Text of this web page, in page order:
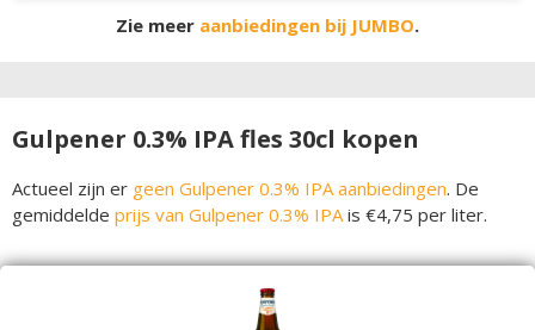
Zie meer aanbiedingen bij JUMBO.
Gulpener 0.3% IPA fles 30cl kopen
Actueel zijn er geen Gulpener 0.3% IPA aanbiedingen. De
gemiddelde prijs van Gulpener 0.3% IPAis €4,75 per liter.